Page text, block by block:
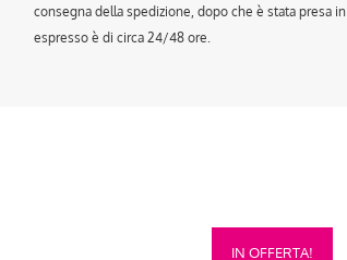
consegna della spedizione, dopo che è stata presa
espresso è di circa 24/48 ore.
IN OFFERTA!
Questo